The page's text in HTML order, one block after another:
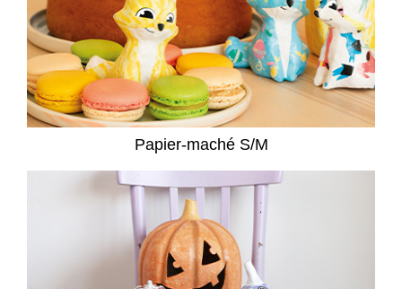
Papier-maché S/M